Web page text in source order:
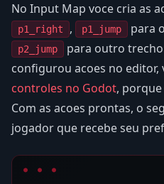
No Input Map voce cria as
p1_right , p1_jump para
p2_jump
para outro
configurou acoes no editor,
controles no Godot,
Com as acoes prontas, o
jogador que recebe seu